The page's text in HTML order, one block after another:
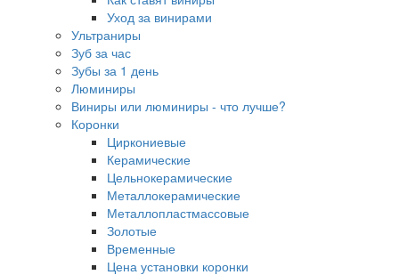
Уход за винирами
Ультраниры
Зуб за час
Зубы за 1 день
Люминиры
Виниры или люминиры - что лучше?
Коронки
Циркониевые
Керамические
Цельнокерамические
Металлокерамические
Металлопластмассовые
Золотые
Временные
Цена установки коронки